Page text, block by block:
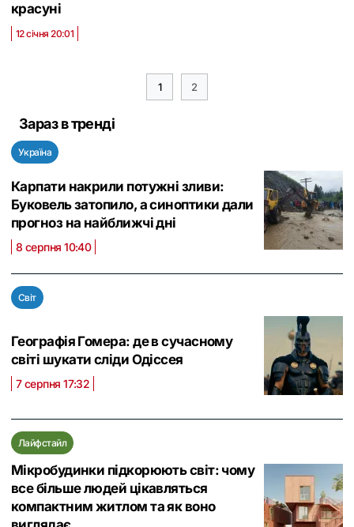
красуні
12 січня 20:01
1 2
Зараз в тренді
Україна
Карпати накрили потужні зливи:
Буковель затопило, а синоптики дали
прогноз на найближчі дні
8 серпня 10:40
Світ
Географія Гомера: де в сучасному
світі шукати сліди Одіссея
7 серпня 17:32
Лайфстайл
Мікробудинки підкорюють світ: чому
все більше людей цікавляться
компактним житлом та як воно